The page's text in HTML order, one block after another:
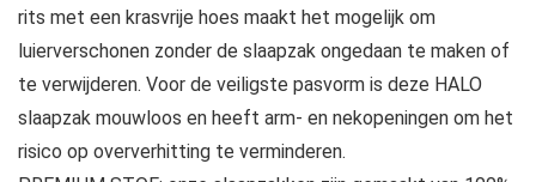
rits met een krasvrije hoes maakt het mogelijk om
luierverschonen zonder de slaapzak ongedaan te maken of
te verwijderen. Voor de veiligste pasvorm is deze HALO
slaapzak mouwloos en heeft arm- en nekopeningen om het
risico op oververhitting te verminderen.